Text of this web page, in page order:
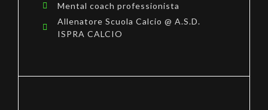
Mental coach professionista
Allenatore Scuola Calcio @ A.S.D.
ISPRA CALCIO